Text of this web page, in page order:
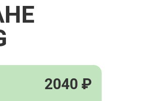
2040 ₽